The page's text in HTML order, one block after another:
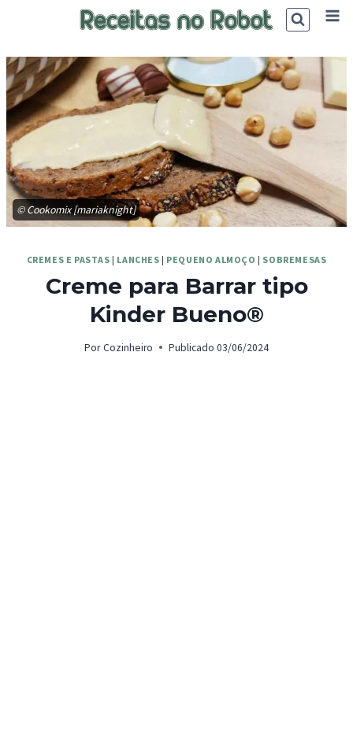
© Cookomix [mariaknight]
CREMES E PASTAS | LANCHES | PEQUENO ALMOÇO | SOBREMESAS
Creme para Barrar tipo
Kinder Bueno®
Por Cozinheiro Publicado 03/06/2024